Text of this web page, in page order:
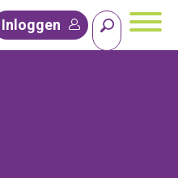
Inloggen